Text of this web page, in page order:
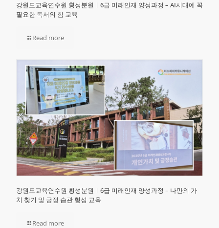
강원도교육연수원 횡성분원ㅣ6급 미래인재 양성과정 – AI시대에 꼭
필요한 독서의 힘 교육
Read more
강원도교육연수원 횡성분원ㅣ6급 미래인재 양성과정 – 나만의 가
치 찾기 및 긍정 습관 형성 교육
Read more